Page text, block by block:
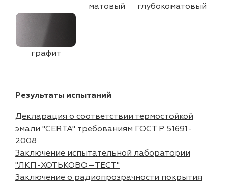
матовый
глубокоматовый
графит
Результаты испытаний
Декларация о соответствии термостойкой
эмали "CERTA" требованиям ГОСТ Р 51691-
2008
Заключение испытательной лаборатории
"ЛКП-ХОТЬКОВО—ТЕСТ"
Заключение о радиопрозрачности покрытия